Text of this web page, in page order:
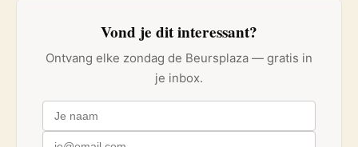
Vond je dit interessant?
Ontvang elke zondag de Beursplaza — gratis in
je inbox.